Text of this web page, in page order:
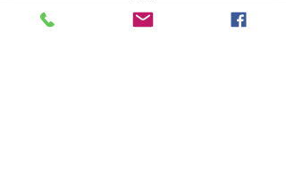
-Bist du gesund?
Alles was du gerade in deinem Leben vorfindest